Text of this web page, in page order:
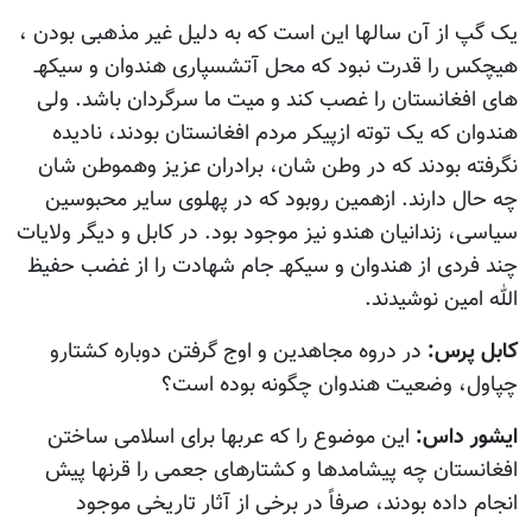
یک گپ از آن سالها این است که به دلیل غیر مذهبی بودن ،
هیچکس را قدرت نبود که محل آتشسپاری هندوان و سیکهـ
های افغانستان را غصب کند و میت ما سرگردان باشد. ولی
هندوان که یک توته ازپیکر مردم افغانستان بودند، نادیده
نگرفته بودند که در وطن شان، برادران عزیز وهموطن شان
چه حال دارند. ازهمین روبود که در پهلوی سایر محبوسین
سیاسی، زندانیان هندو نیز موجود بود. در کابل و دیگر ولایات
چند فردی از هندوان و سیکهـ جام شهادت را از غضب حفیظ
الله امین نوشیدند.
کابل پرس: در دروه مجاهدین و اوج گرفتن دوباره کشتارو
چپاول، وضعیت هندوان چگونه بوده است؟
ایشور داس: این موضوع را که عربها برای اسلامی ساختن
افغانستان چه پیشامدها و کشتارهای جعمی را قرنها پیش
انجام داده بودند، صرفاً در برخی از آثار تاریخی موجود